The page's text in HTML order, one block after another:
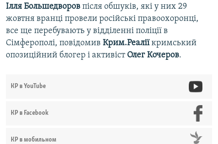
Усі сайти RFE/RL
Ілля Большедворов після обшуків, які у них 29
жовтня вранці провели російські правоохоронці,
все ще перебувають у відділенні поліції в
Сімферополі, повідомив Крим.Реаліїкримський
опозиційний блогер і активіст Олег Кочеров.
КР в YouTube
КР в Facebook
КР в мобильном